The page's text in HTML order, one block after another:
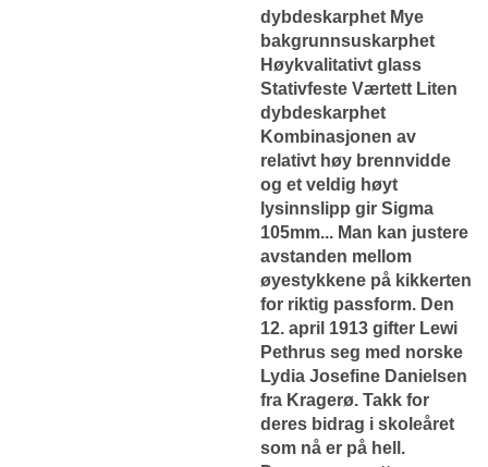
dybdeskarphet Mye
bakgrunnsuskarphet
Høykvalitativt glass
Stativfeste Værtett Liten
dybdeskarphet
Kombinasjonen av
relativt høy brennvidde
og et veldig høyt
lysinnslipp gir Sigma
105mm... Man kan justere
avstanden mellom
øyestykkene på kikkerten
for riktig passform. Den
12. april 1913 gifter Lewi
Pethrus seg med norske
Lydia Josefine Danielsen
fra Kragerø. Takk for
deres bidrag i skoleåret
som nå er på hell.